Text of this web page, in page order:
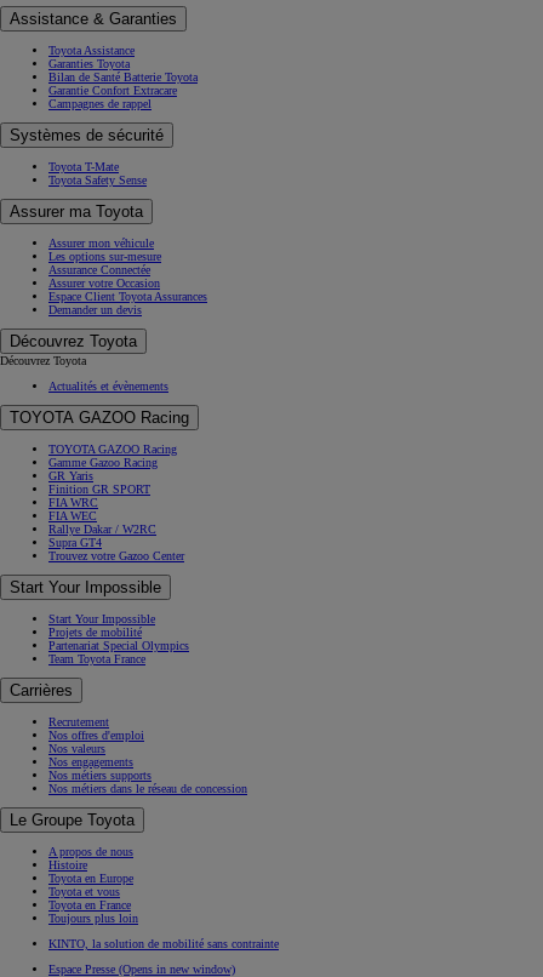
Assistance & Garanties
Toyota Assistance
Garanties Toyota
Bilan de Santé Batterie Toyota
Garantie Confort Extracare
Campagnes de rappel
Systèmes de sécurité
Toyota T-Mate
Toyota Safety Sense
Assurer ma Toyota
Assurer mon véhicule
Les options sur-mesure
Assurance Connectée
Assurer votre Occasion
Espace Client Toyota Assurances
Demander un devis
Découvrez Toyota
Découvrez Toyota
Actualités et évènements
TOYOTA GAZOO Racing
TOYOTA GAZOO Racing
Gamme Gazoo Racing
GR Yaris
Finition GR SPORT
FIA WRC
FIA WEC
Rallye Dakar / W2RC
Supra GT4
Trouvez votre Gazoo Center
Start Your Impossible
Start Your Impossible
Projets de mobilité
Partenariat Special Olympics
Team Toyota France
Carrières
Recrutement
Nos offres d'emploi
Nos valeurs
Nos engagements
Nos métiers supports
Nos métiers dans le réseau de concession
Le Groupe Toyota
A propos de nous
Histoire
Toyota en Europe
Toyota et vous
Toyota en France
Toujours plus loin
KINTO, la solution de mobilité sans contrainte
Espace Presse (Opens in new window)